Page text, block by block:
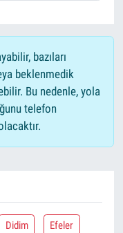
bazıları
beklenmedik
Bu nedenle, yola
telefon
Didim Efeler